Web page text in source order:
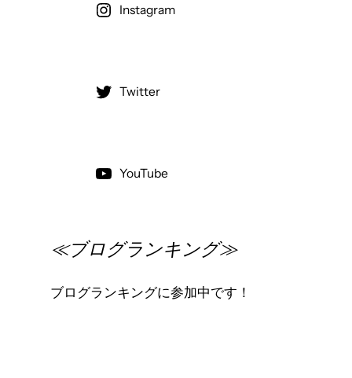
Instagram
Twitter
YouTube
≪ブログランキング≫
ブログランキングに参加中です！